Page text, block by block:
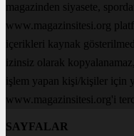
magazinden siyasete,
www.magazinsitesi.org
içerikleri kaynak
izinsiz olarak
işlem yapan kişi/kişiler için
www.magazinsitesi.org'i
SAYFALAR